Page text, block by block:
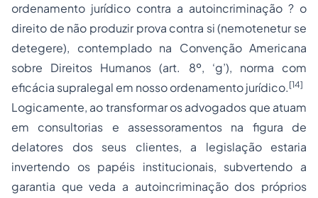
ordenamento jurídico contra a autoincriminação ? o
direito de não produzir prova contra si (nemotenetur se
detegere), contemplado na Convenção Americana
sobre Direitos Humanos (art. 8º, ‘g’), norma com
eficácia supralegal em nosso ordenamento jurídico. [14]
Logicamente, ao transformar os advogados que atuam
em consultorias e assessoramentos na figura de
delatores dos seus clientes, a legislação estaria
invertendo os papéis institucionais, subvertendo a
garantia que veda a autoincriminação dos próprios